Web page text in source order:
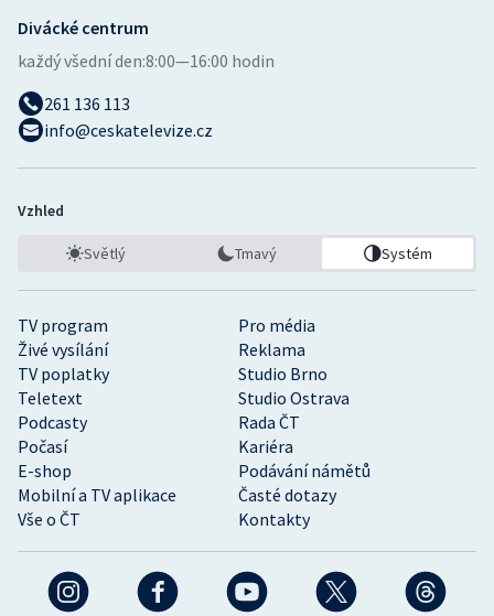
TV program
Pro média
Živé vysílání
Reklama
TV poplatky
Studio Brno
Teletext
Studio Ostrava
Podcasty
Rada ČT
Počasí
Kariéra
E-shop
Podávání námětů
Mobilní a TV aplikace
Časté dotazy
Vše o ČT
Kontakty
Divácké centrum
každý všední den:8:00—16:00 hodin
261 136 113
info@ceskatelevize.cz
Vzhled
Světlý Tmavý Systém